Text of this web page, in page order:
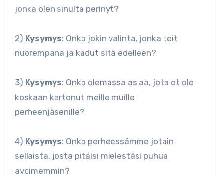
jonka olen sinulta perinyt?
2) Kysymys: Onko jokin valinta, jonka teit
nuorempana ja kadut sitä edelleen?
3) Kysymys: Onko olemassa asiaa, jota et ole
koskaan kertonut meille muille
perheenjäsenille?
4) Kysymys: Onko perheessämme jotain
sellaista, josta pitäisi mielestäsi puhua
avoimemmin?